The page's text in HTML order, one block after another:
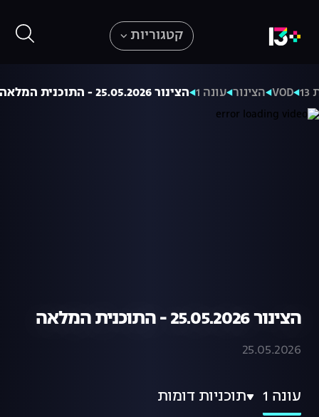
קטגוריות
VOD הצינור עונה 1 הצינור 25.05.2026 - התוכנית המלאה
הצינור 25.05.2026 - התוכנית המלאה
25.05.2026
עונה 1 תוכניות דומות